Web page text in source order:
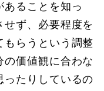
あることを知っ
ず、必要程度を
もらうという調整
の価値観に合わな
ったりしているの